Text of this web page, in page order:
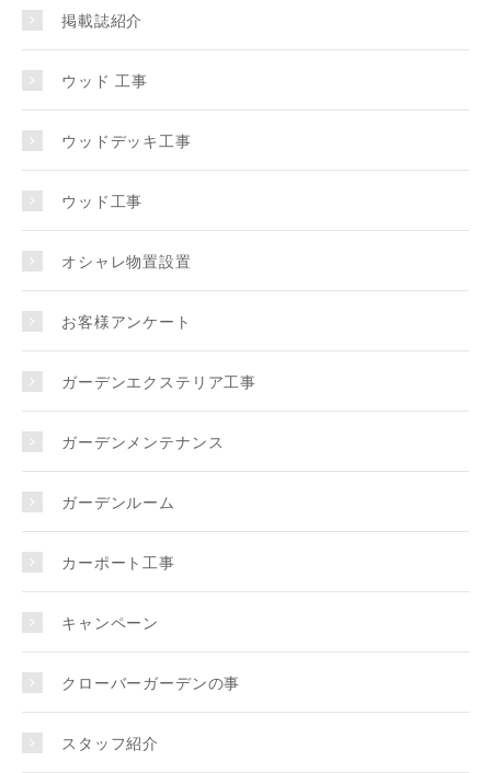
掲載誌紹介
ウッド 工事
ウッドデッキ工事
ウッド工事
オシャレ物置設置
お客様アンケート
ガーデンエクステリア工事
ガーデンメンテナンス
ガーデンルーム
カーポート工事
キャンペーン
クローバーガーデンの事
スタッフ紹介